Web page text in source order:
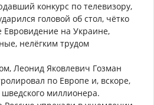
конкурс по телевизору,
головой об стол, чётко
Евровидение на Украине,
нелёгким трудом
Леонид Яковлевич Гозман
по Европе и, вскоре,
миллионера.